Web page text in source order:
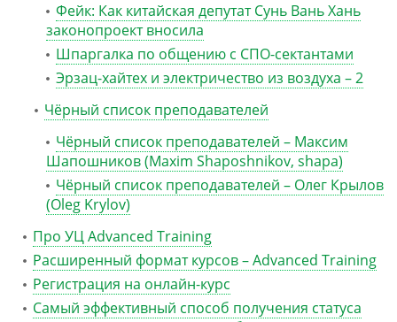
Фейк: Как китайская депутат Сунь Вань Хань
законопроект вносила
Шпаргалка по общению с СПО-сектантами
Эрзац-хайтех и электричество из воздуха – 2
Чёрный список преподавателей
Чёрный список преподавателей – Максим
Шапошников (Maxim Shaposhnikov, shapa)
Чёрный список преподавателей – Олег Крылов
(Oleg Krylov)
Про УЦ Advanced Training
Расширенный формат курсов – Advanced Training
Регистрация на онлайн-курс
Самый эффективный способ получения статуса